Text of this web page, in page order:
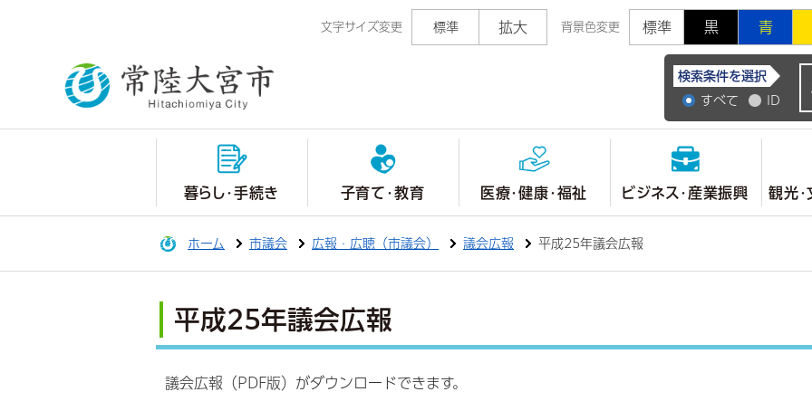
文字サイズ変更 標準 拡大 背景色変更 標準 黒 青
常陸大宮市公式ホ
検索条件を選択
すべて
ID
暮らし・手続き 子育て・教育 医療・健康・福祉 ビジネス・産業振興 観光
ホーム 市議会 広報・広聴（市議会） 議会広報 平成25年議会広報
平成25年議会広報
議会広報（PDF版）がダウンロードできます。